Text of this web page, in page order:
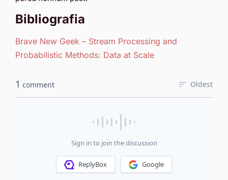
Bibliografia
Brave New Geek – Stream Processing and
Probabilistic Methods: Data at Scale